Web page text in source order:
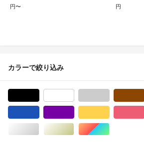
円〜 円
カラーで絞り込み
シルバー/銀色系ゴールド/金色系マルチカラー